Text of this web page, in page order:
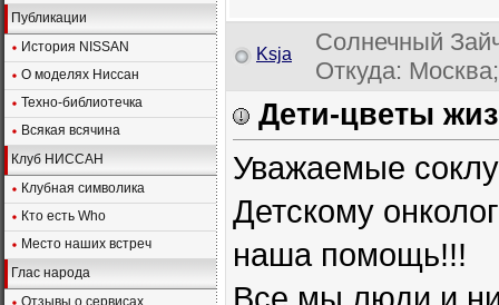
Публикации
История NISSAN
О моделях Ниссан
Техно-библиотечка
Всякая всячина
Клуб НИССАН
Клубная символика
Кто есть Who
Место наших встреч
Глас народа
Отзывы о сервисах
Ksja
Солнечный
Откуда:
Дети-цветы
Уважаемые
Детскому
наша помощь!!!